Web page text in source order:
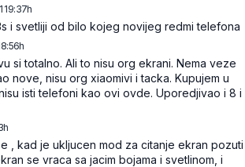
19:37h
i svetliji od bilo kojeg novijeg redmi telefona
si totalno. Ali to nisu org ekrani. Nema veze
nove, nisu org xiaomivi i tacka. Kupujem u
isti telefoni kao ovi ovde. Uporedjivao i 8 i
, kad je ukljucen mod za citanje ekran pozuti
se vraca sa jacim bojama i svetlinom, i